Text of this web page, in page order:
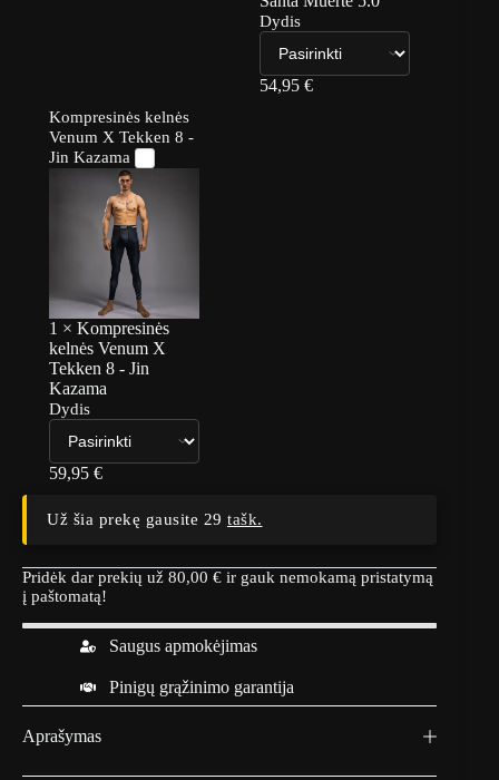
Dydis
54,95 €
Kompresinės kelnės
Venum X Tekken 8 -
Jin Kazama
1 ×Kompresinės
kelnės Venum X
Tekken 8 - Jin
Kazama
Dydis
59,95€
Už šia prekę gausite 29 tašk.
Pridėk dar prekių už 80,00 € ir gauk nemokamą pristatymą
į paštomatą!
Saugus apmokėjimas
Pinigų grąžinimo garantija
Aprašymas